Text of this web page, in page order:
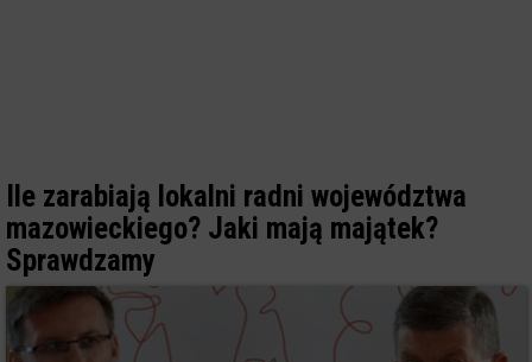
Ile zarabiają lokalni radni województwa
mazowieckiego? Jaki mają majątek?
Sprawdzamy